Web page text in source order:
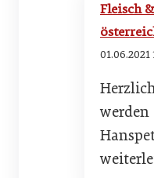
Fleisch
01.06.2021
werden